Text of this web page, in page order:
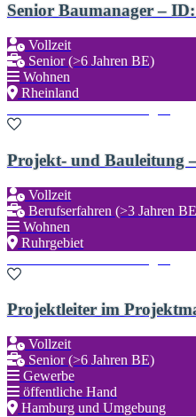
Senior Baumanager –
Vollzeit
Senior (>6 Jahren BE)
Wohnen
Rheinland
Projekt- und Bauleitung
Vollzeit
Berufserfahren (>3 Jahren
Wohnen
Ruhrgebiet
Projektleiter im
Vollzeit
Senior (>6 Jahren BE)
Gewerbe
öffentliche Hand
Hamburg und Umgebung